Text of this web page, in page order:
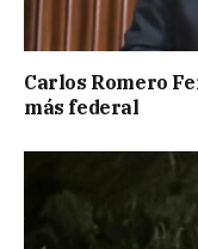
Carlos Romero
más federal